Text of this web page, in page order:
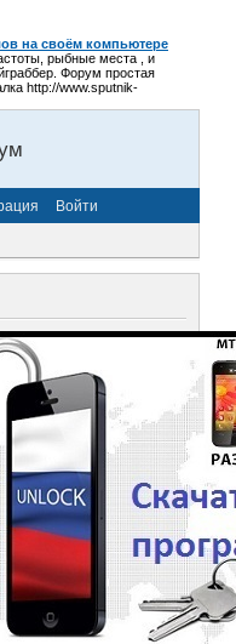
на своём компьютере
рыбные места , и
Форум простая
http://www.sputnik-
Войти